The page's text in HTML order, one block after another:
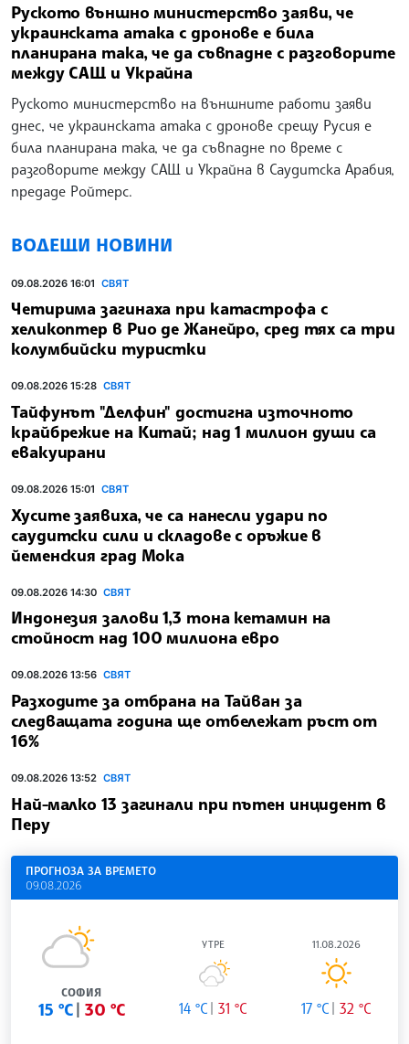
Руското външно министерство заяви, че
украинската атака с дронове е била
планирана така, че да съвпадне с разговорите
между САЩ и Украйна
Руското министерство на външните работи заяви
днес, че украинската атака с дронове срещу Русия е
била планирана така, че да съвпадне по време с
разговорите между САЩ и Украйна в Саудитска Арабия,
предаде Ройтерс.
ВОДЕЩИ НОВИНИ
09.08.2026 16:01 СВЯТ
Четирима загинаха при катастрофа с
хеликоптер в Рио де Жанейро, сред тях са три
колумбийски туристки
09.08.2026 15:28 СВЯТ
Тайфунът "Делфин" достигна източното
крайбрежие на Китай; над 1 милион души са
евакуирани
09.08.2026 15:01 СВЯТ
Хусите заявиха, че са нанесли удари по
саудитски сили и складове с оръжие в
йеменския град Мока
09.08.2026 14:30 СВЯТ
Индонезия залови 1,3 тона кетамин на
стойност над 100 милиона евро
09.08.2026 13:56 СВЯТ
Разходите за отбрана на Тайван за
следващата година ще отбележат ръст от
16%
09.08.2026 13:52 СВЯТ
Най-малко 13 загинали при пътен инцидент в
Перу
ПРОГНОЗА ЗА ВРЕМЕТО
09.08.2026
СОФИЯ
15 °C 30 °C
УТРЕ
14 °C 31 °C
11.08.2026
17 °C 32 °C